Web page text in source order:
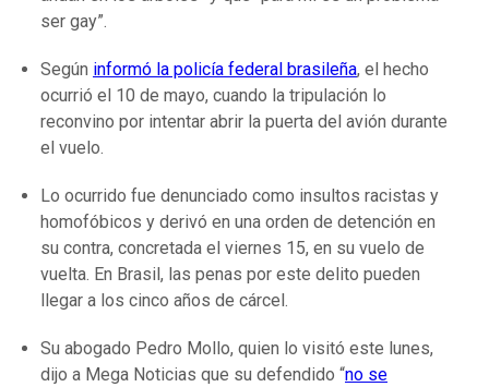
ser gay”.
Según informó la policía federal brasileña, el hecho
ocurrió el 10 de mayo, cuando la tripulación lo
reconvino por intentar abrir la puerta del avión durante
el vuelo.
Lo ocurrido fue denunciado como insultos racistas y
homofóbicos y derivó en una orden de detención en
su contra, concretada el viernes 15, en su vuelo de
vuelta. En Brasil, las penas por este delito pueden
llegar a los cinco años de cárcel.
Su abogado Pedro Mollo, quien lo visitó este lunes,
dijo a Mega Noticias que su defendido “no se